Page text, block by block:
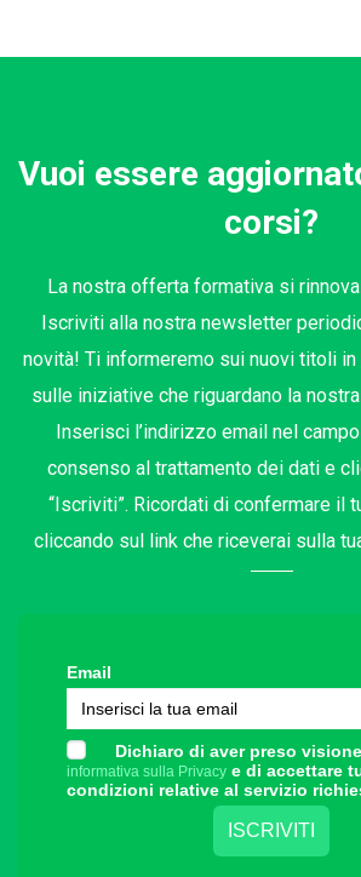
Vuoi essere
corsi?
La nostra offerta formativa si
Iscriviti alla nostra newsletter
novità! Ti informeremo sui nuovi titoli
sulle iniziative che riguardano la
Inserisci l’indirizzo email nel
consenso al trattamento dei dati e
“Iscriviti”. Ricordati di confermare il
cliccando sul link che riceverai sulla
Email
Dichiaro di aver preso
informativa sulla Privacy e di accettare
condizioni relative al servizio